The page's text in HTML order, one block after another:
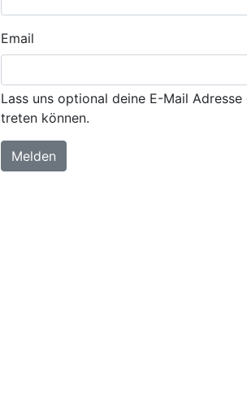
Email
Lass uns optional deine E-Mail
treten können.
Melden